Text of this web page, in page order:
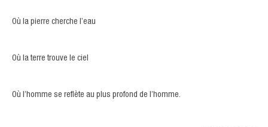
Où la pierre cherche l’eau
Où la terre trouve le ciel
Où l’homme se reflète au plus profond de l’homme.